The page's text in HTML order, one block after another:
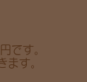
です。
す。